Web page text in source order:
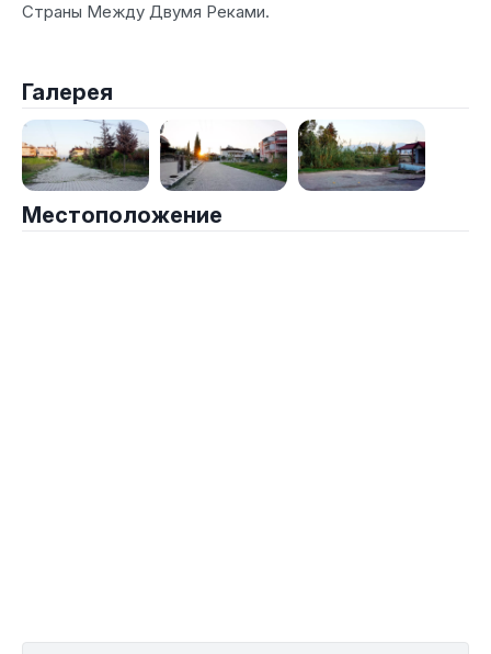
Страны Между Двумя Реками.
Галерея
Местоположение